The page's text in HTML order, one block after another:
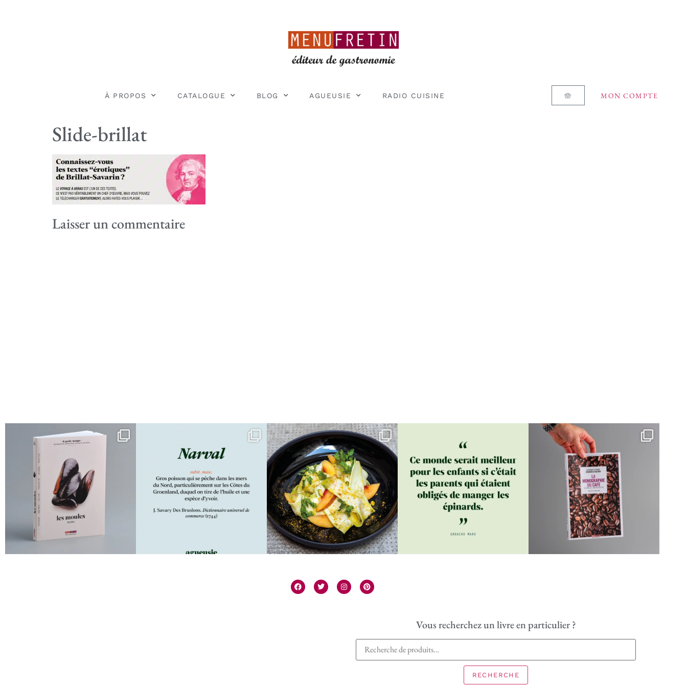
À PROPOS CATALOGUE BLOG AGUEUSIE RADIO CUISINE MON COMPTE
Slide-brillat
Laisser un commentaire
Vous recherchez un livre en particulier ?
RECHERCHE